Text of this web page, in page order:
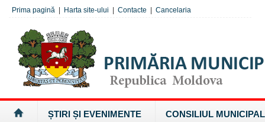
Prima pagină Harta site-ului Contacte Cancelaria
ȘTIRI ȘI EVENIMENTE CONSILIUL MUNICIPAL